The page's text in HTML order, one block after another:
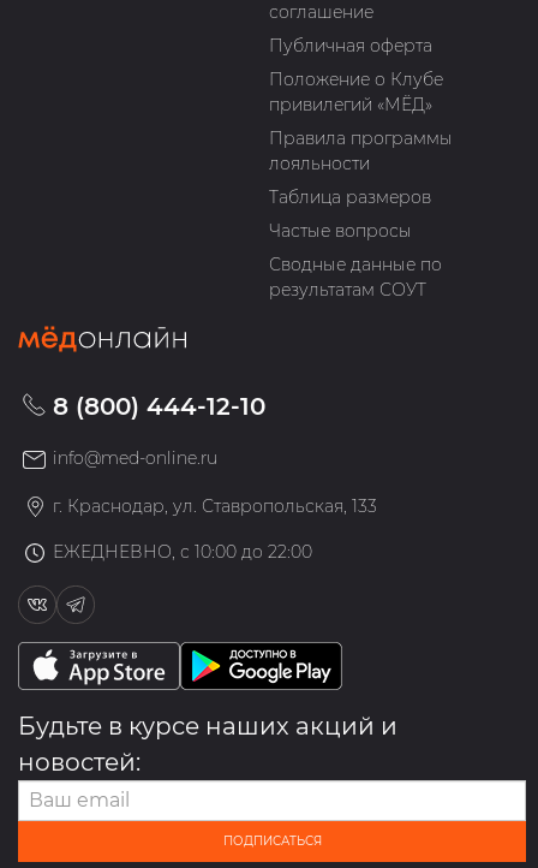
соглашение
Публичная оферта
Положение о Клубе
привилегий «МЁД»
Правила программы
лояльности
Таблица размеров
Частые вопросы
Сводные данные по
результатам СОУТ
8 (800) 444-12-10
info@med-online.ru
г. Краснодар, ул. Ставропольская, 133
ЕЖЕДНЕВНО, с 10:00 до 22:00
Будьте в курсе наших акций и
новостей:
ПОДПИСАТЬСЯ